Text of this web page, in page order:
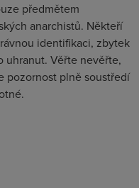
předmětem
anarchistů. Někteří
identifikaci, zbytek
uhranut. Věřte nevěřte,
pozornost plně soustředí